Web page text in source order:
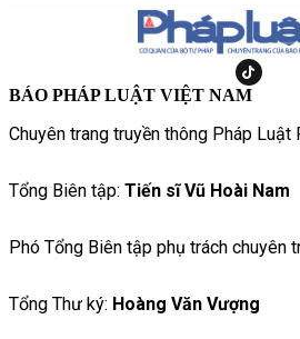
BÁO PHÁP LUẬT VIỆT NAM
Chuyên trang truyền thông Pháp Luật
Tổng Biên tập: Tiến sĩ Vũ Hoài Nam
Phó Tổng Biên tập phụ trách chuyên
Tổng Thư ký: Hoàng Văn Vượng